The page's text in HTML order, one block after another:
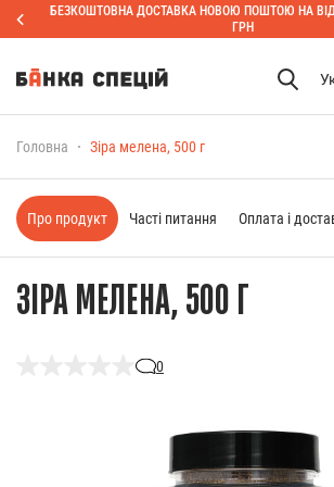
БЕЗКОШТОВНА ДОСТАВКА НОВОЮ ПОШТОЮ НА
ГРН
Головна Зіра мелена, 500 г
ЗІРА МЕЛЕНА, 500 Г
0
Про продукт Часті питання Оплата і